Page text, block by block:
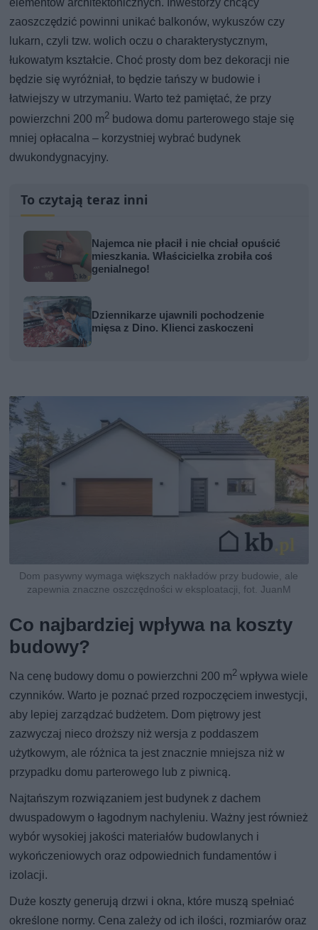
zaoszczędzić powinni unikać balkonów, wykuszów czy
lukarn, czyli tzw. wolich oczu o charakterystycznym,
łukowatym kształcie. Choć prosty dom bez dekoracji nie
będzie się wyróżniał, to będzie tańszy w budowie i
łatwiejszy w utrzymaniu. Warto też pamiętać, że przy
powierzchni 200 m2 budowa domu parterowego staje się
mniej opłacalna – korzystniej wybrać budynek
dwukondygnacyjny.
To czytają teraz inni
Najemca nie płacił i nie chciał opuścić
mieszkania. Właścicielka zrobiła coś
genialnego!
Dziennikarze ujawnili pochodzenie
mięsa z Dino. Klienci zaskoczeni
Dom pasywny wymaga większych nakładów przy budowie, ale
zapewnia znaczne oszczędności w eksploatacji, fot. JuanM
Co najbardziej wpływa na koszty
budowy?
Na cenę budowy domu o powierzchni 200 m2 wpływa wiele
czynników. Warto je poznać przed rozpoczęciem inwestycji,
aby lepiej zarządzać budżetem. Dom piętrowy jest
zazwyczaj nieco droższy niż wersja z poddaszem
użytkowym, ale różnica ta jest znacznie mniejsza niż w
przypadku domu parterowego lub z piwnicą.
Najtańszym rozwiązaniem jest budynek z dachem
dwuspadowym o łagodnym nachyleniu. Ważny jest również
wybór wysokiej jakości materiałów budowlanych i
wykończeniowych oraz odpowiednich fundamentów i
izolacji.
Duże koszty generują drzwi i okna, które muszą spełniać
określone normy. Cena zależy od ich ilości, rozmiarów oraz